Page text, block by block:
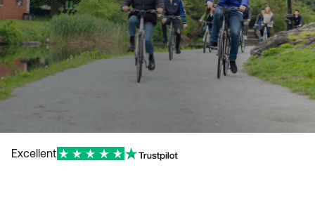
Excellent